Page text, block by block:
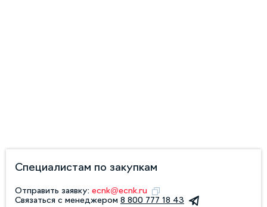
Специалистам по закупкам
Отправить заявку: ecnk@ecnk.ru
Связаться с менеджером 8 800 777 18 43